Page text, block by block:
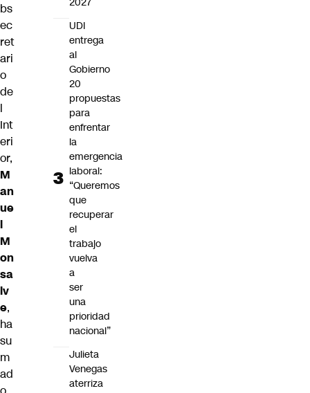
bs
ec
ret
ari
o
de
l
Int
eri
or,
M
an
ue
l
M
on
sa
lv
e,
ha
su
m
ad
UDI
entrega
al
Gobierno
20
propuestas
para
enfrentar
la
emergencia
laboral:
“Queremos
que
recuperar
el
trabajo
vuelva
a
ser
una
prioridad
nacional”
Julieta
Venegas
aterriza